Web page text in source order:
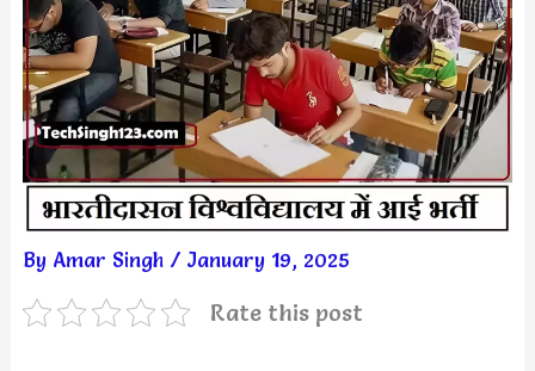
By Amar Singh / January 19, 2025
Rate this post